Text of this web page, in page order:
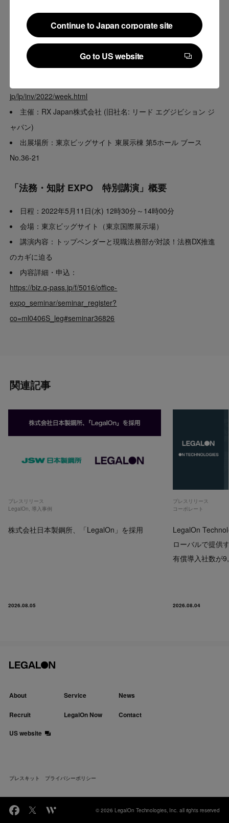
Continue to Japan corporate site
Continue to Japan corporate site
Go to US website
Go to US website
会場：東京ビッグサイト（東京国際展示場）
参加方法：特設サイトより申し込み
参加費用：招待券の事前申し込みで、入場無料
※招待券をお持ちでない場合は、入場料5,000円が必要です。
jp/lp/inv/2022/week.html
主催：RX Japan株式会社 (旧社名: リード エグジビション ジ
ャパン)
出展場所：東京ビッグサイト 東展示棟 第5ホール ブース
No.36-21
「法務・知財 EXPO 特別講演」概要
日程：2022年5月11日(水) 12時30分～14時00分
会場：東京ビッグサイト（東京国際展示場）
講演内容：トップベンダーと現職法務部が対談！法務DX推進
のカギに迫る
内容詳細・申込：
https://biz.q-pass.jp/f/5016/office-
expo_seminar/seminar_register?
co=ml0406S_leg#seminar36826
関連記事
プレスリリース
LegalOn, 導入事例
株式会社日本製鋼所、「LegalOn」を採用
2026.08.05
プレスリリース
コーポレート
LegalOn
ローバルで提供
有償導入社数が
2026.08.04
About Service News
Recruit LegalOn Now
Contact
US website
プレスキット プライバシーポリシー
© 2026 LegalOn Technologies, Inc. all rights reserved